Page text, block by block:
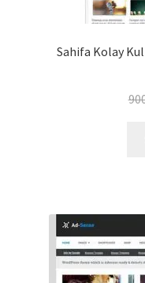
Sahifa Kolay